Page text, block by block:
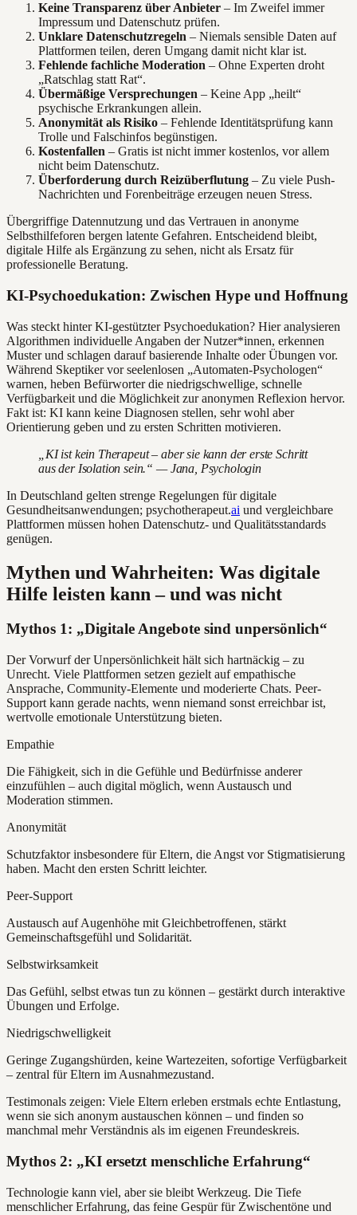
Keine Transparenz über Anbieter – Im Zweifel immer
Impressum und Datenschutz prüfen.
Unklare Datenschutzregeln – Niemals sensible Daten auf
Plattformen teilen, deren Umgang damit nicht klar ist.
Fehlende fachliche Moderation – Ohne Experten droht
„Ratschlag statt Rat“.
Übermäßige Versprechungen – Keine App „heilt“
psychische Erkrankungen allein.
Anonymität als Risiko – Fehlende Identitätsprüfung kann
Trolle und Falschinfos begünstigen.
Kostenfallen – Gratis ist nicht immer kostenlos, vor allem
nicht beim Datenschutz.
Überforderung durch Reizüberflutung – Zu viele Push-
Nachrichten und Forenbeiträge erzeugen neuen Stress.
Übergriffige Datennutzung und das Vertrauen in anonyme
Selbsthilfeforen bergen latente Gefahren. Entscheidend bleibt,
digitale Hilfe als Ergänzung zu sehen, nicht als Ersatz für
professionelle Beratung.
KI-Psychoedukation: Zwischen Hype und Hoffnung
Was steckt hinter KI-gestützter Psychoedukation? Hier analysieren
Algorithmen individuelle Angaben der Nutzer*innen, erkennen
Muster und schlagen darauf basierende Inhalte oder Übungen vor.
Während Skeptiker vor seelenlosen „Automaten-Psychologen“
warnen, heben Befürworter die niedrigschwellige, schnelle
Verfügbarkeit und die Möglichkeit zur anonymen Reflexion hervor.
Fakt ist: KI kann keine Diagnosen stellen, sehr wohl aber
Orientierung geben und zu ersten Schritten motivieren.
„KI ist kein Therapeut – aber sie kann der erste Schritt
aus der Isolation sein.“ — Jana, Psychologin
In Deutschland gelten strenge Regelungen für digitale
Gesundheitsanwendungen; psychotherapeut.ai und vergleichbare
Plattformen müssen hohen Datenschutz- und Qualitätsstandards
genügen.
Mythen und Wahrheiten: Was digitale
Hilfe leisten kann – und was nicht
Mythos 1: „Digitale Angebote sind unpersönlich“
Der Vorwurf der Unpersönlichkeit hält sich hartnäckig – zu
Unrecht. Viele Plattformen setzen gezielt auf empathische
Ansprache, Community-Elemente und moderierte Chats. Peer-
Support kann gerade nachts, wenn niemand sonst erreichbar ist,
wertvolle emotionale Unterstützung bieten.
Empathie
Die Fähigkeit, sich in die Gefühle und Bedürfnisse anderer
einzufühlen – auch digital möglich, wenn Austausch und
Moderation stimmen.
Anonymität
Schutzfaktor insbesondere für Eltern, die Angst vor Stigmatisierung
haben. Macht den ersten Schritt leichter.
Peer-Support
Austausch auf Augenhöhe mit Gleichbetroffenen, stärkt
Gemeinschaftsgefühl und Solidarität.
Selbstwirksamkeit
Das Gefühl, selbst etwas tun zu können – gestärkt durch interaktive
Übungen und Erfolge.
Niedrigschwelligkeit
Geringe Zugangshürden, keine Wartezeiten, sofortige Verfügbarkeit
– zentral für Eltern im Ausnahmezustand.
Testimonals zeigen: Viele Eltern erleben erstmals echte Entlastung,
wenn sie sich anonym austauschen können – und finden so
manchmal mehr Verständnis als im eigenen Freundeskreis.
Mythos 2: „KI ersetzt menschliche Erfahrung“
Technologie kann viel, aber sie bleibt Werkzeug. Die Tiefe
menschlicher Erfahrung, das feine Gespür für Zwischentöne und